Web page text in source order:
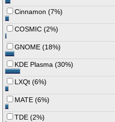
Cinnamon (7%)
COSMIC (2%)
GNOME (18%)
KDE Plasma (30%)
LXQt (6%)
MATE (6%)
TDE (2%)